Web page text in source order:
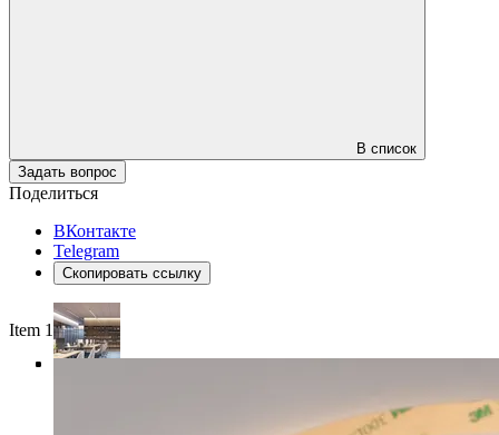
В список
Задать вопрос
Поделиться
ВКонтакте
Telegram
Скопировать ссылку
Item 1 of 4